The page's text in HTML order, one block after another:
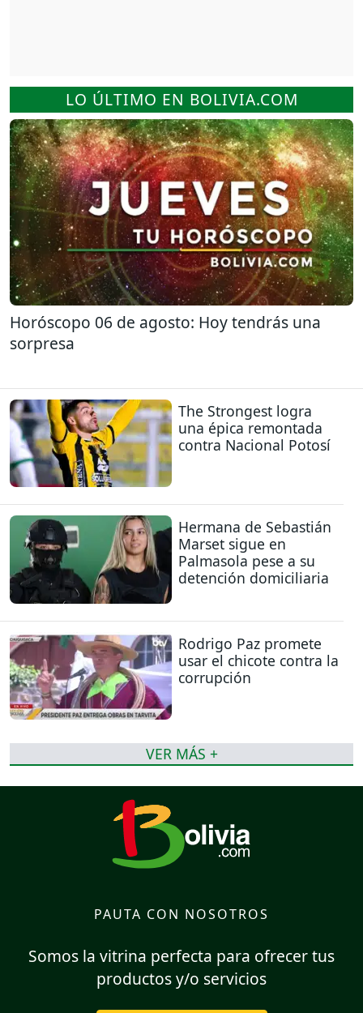
LO ÚLTIMO EN BOLIVIA.COM
Horóscopo 06 de agosto: Hoy tendrás una
sorpresa
The Strongest logra
una épica remontada
contra Nacional Potosí
Hermana de Sebastián
Marset sigue en
Palmasola pese a su
detención domiciliaria
Rodrigo Paz promete
usar el chicote contra la
corrupción
VER MÁS +
PAUTA CON NOSOTROS
Somos la vitrina perfecta para ofrecer tus
productos y/o servicios